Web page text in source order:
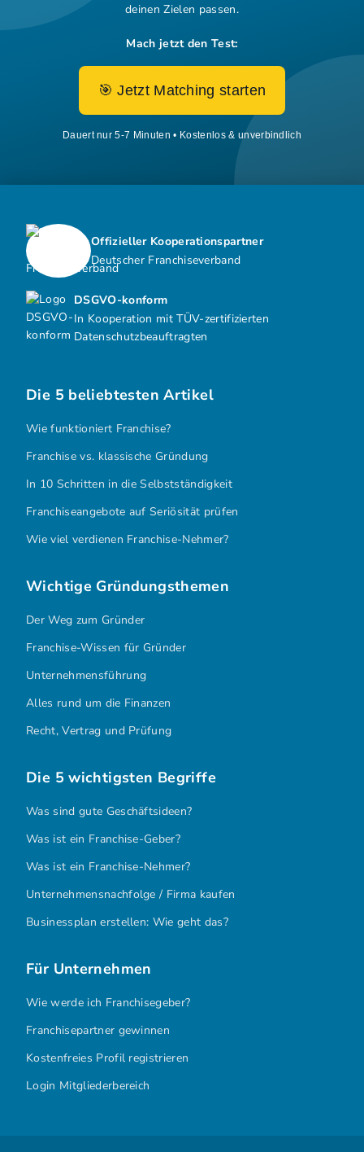
deinen Zielen passen.
Mach jetzt den Test:
🎯 Jetzt Matching starten
Dauert nur 5-7 Minuten • Kostenlos & unverbindlich
DSGVO-konform
In Kooperation mit TÜV-zertifizierten
Datenschutzbeauftragten
Offizieller Kooperationspartner
Deutscher Franchiseverband
Die 5 beliebtesten Artikel
Wie funktioniert Franchise?
Franchise vs. klassische Gründung
In 10 Schritten in die Selbstständigkeit
Franchiseangebote auf Seriösität prüfen
Wie viel verdienen Franchise-Nehmer?
Wichtige Gründungsthemen
Der Weg zum Gründer
Franchise-Wissen für Gründer
Unternehmensführung
Alles rund um die Finanzen
Recht, Vertrag und Prüfung
Die 5 wichtigsten Begriffe
Was sind gute Geschäftsideen?
Was ist ein Franchise-Geber?
Was ist ein Franchise-Nehmer?
Unternehmensnachfolge / Firma kaufen
Businessplan erstellen: Wie geht das?
Für Unternehmen
Wie werde ich Franchisegeber?
Franchisepartner gewinnen
Kostenfreies Profil registrieren
Login Mitgliederbereich